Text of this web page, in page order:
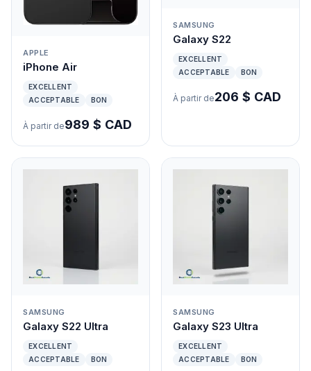
APPLE
iPhone Air
EXCELLENT
ACCEPTABLE
BON
À partir de989 $ CAD
SAMSUNG
Galaxy S22
EXCELLENT
ACCEPTABLE
BON
À partir de206 $ CAD
SAMSUNG
Galaxy S22 Ultra
EXCELLENT
ACCEPTABLE
BON
SAMSUNG
Galaxy S23 Ultra
EXCELLENT
ACCEPTABLE
BON